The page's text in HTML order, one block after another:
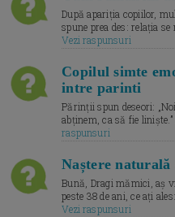
După apariția copiilor,
spune prea des: relația
Vezi raspunsuri
Copilul simte
intre parinti
Părinții spun deseori:
abținem, ca să fie
raspunsuri
Naștere
Bună, Dragi mămici, aș
peste 38 de ani, ce ați
Vezi raspunsuri